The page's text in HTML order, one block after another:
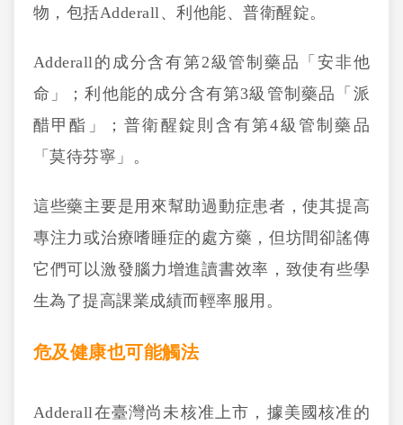
物，包括Adderall、利他能、普衛醒錠。
Adderall的成分含有第2級管制藥品「安非他
命」；利他能的成分含有第3級管制藥品「派
醋甲酯」；普衛醒錠則含有第4級管制藥品
「莫待芬寧」。
這些藥主要是用來幫助過動症患者，使其提高
專注力或治療嗜睡症的處方藥，但坊間卻謠傳
它們可以激發腦力增進讀書效率，致使有些學
生為了提高課業成績而輕率服用。
危及健康也可能觸法
Adderall在臺灣尚未核准上市，據美國核准的